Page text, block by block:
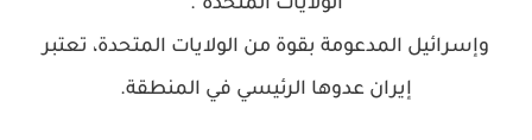
الولايات المتحدة".
وإسرائيل المدعومة بقوة من الولايات المتحدة، تعتبر
إيران عدوها الرئيسي في المنطقة.